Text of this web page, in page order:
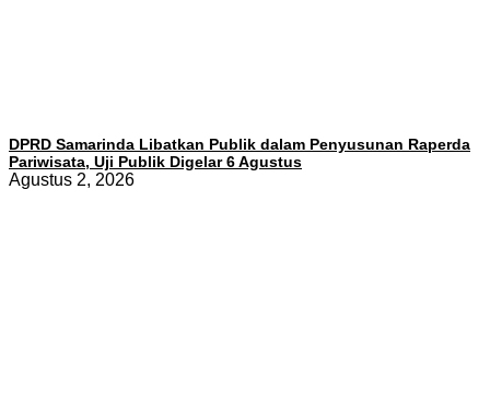
DPRD Samarinda Libatkan Publik dalam Penyusunan Raperda
Pariwisata, Uji Publik Digelar 6 Agustus
Agustus 2, 2026